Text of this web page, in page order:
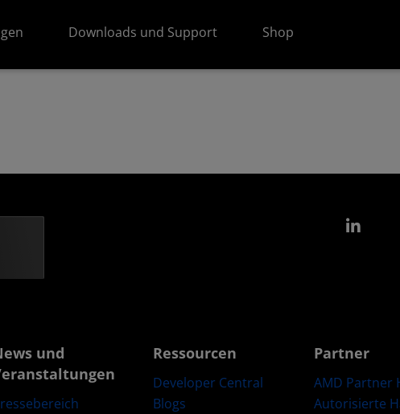
Downloads und Support Shop
und
Ressourcen
Developer Central
Blogs
Partner
AMD Partner
Autorisierte